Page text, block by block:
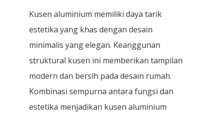
Kusen aluminium memiliki daya tarik
estetika yang khas dengan desain
minimalis yang elegan. Keanggunan
struktural kusen ini memberikan tampilan
modern dan bersih pada desain rumah.
Kombinasi sempurna antara fungsi dan
estetika menjadikan kusen aluminium